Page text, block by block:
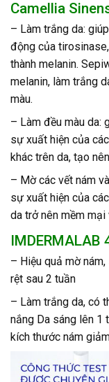
Camellia
– Làm trắng da:
động của
thành melanin.
melanin, làm trắng
màu.
– Làm đều màu da:
sự xuất hiện của
khác trên da, tạo
– Mờ các vết nám
sự xuất hiện của
da trở nên mềm
IMDERMALAB
– Hiệu quả mờ
rệt sau 2 tuần
– Làm trắng da, có
nắng Da sáng lên 1
kích thước nám